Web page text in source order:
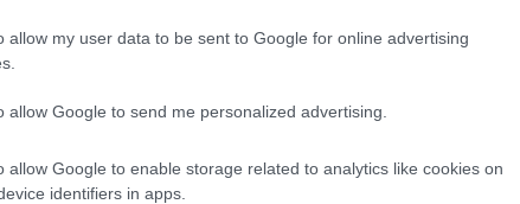
allow my user data to be sent to Google for online advertising
allow Google to send me personalized advertising.
allow Google to enable storage related to analytics like cookies on
identifiers in apps.
di GalluraOggi.it
news daGoogle News